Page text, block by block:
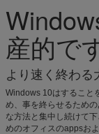
産的で
より速く終わる
Windows 10はすること
め、事を終らせるため
な方法と集中し続けて
めのオフィスのappsお